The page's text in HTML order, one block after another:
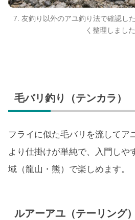
7. 友釣り以外のアユ釣り法で確認し
く整理しました
毛バリ釣り（テンカラ）
フライに似た毛バリを流してア
より仕掛けが単純で、入門しや
域（龍山・熊）で楽しめます。
ルアーアユ（テーリング）